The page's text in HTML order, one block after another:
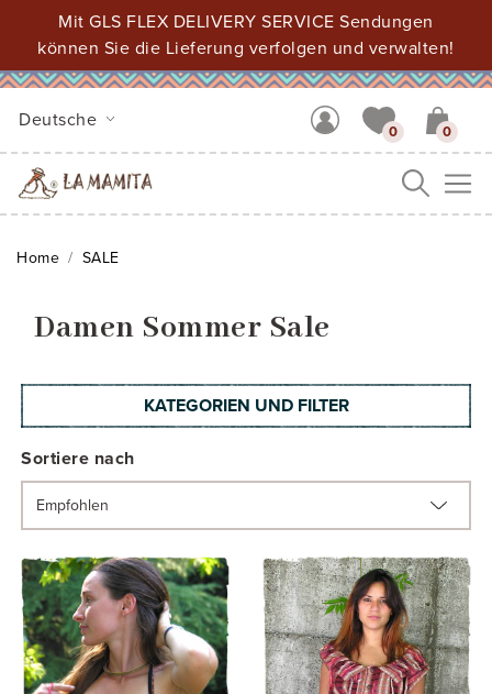
Mit GLS FLEX DELIVERY SERVICE Sendungen
können Sie die Lieferung verfolgen und verwalten!
Deutsche
0 0
Home SALE
Damen Sommer Sale
KATEGORIEN UND FILTER
Sortiere nach